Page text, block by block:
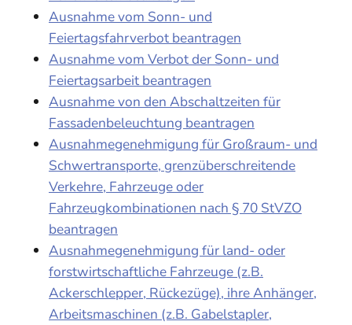
Ausnahme vom Sonn- und
Feiertagsfahrverbot beantragen
Ausnahme vom Verbot der Sonn- und
Feiertagsarbeit beantragen
Ausnahme von den Abschaltzeiten für
Fassadenbeleuchtung beantragen
Ausnahmegenehmigung für Großraum- und
Schwertransporte, grenzüberschreitende
Verkehre, Fahrzeuge oder
Fahrzeugkombinationen nach § 70 StVZO
beantragen
Ausnahmegenehmigung für land- oder
forstwirtschaftliche Fahrzeuge (z.B.
Ackerschlepper, Rückezüge), ihre Anhänger,
Arbeitsmaschinen (z.B. Gabelstapler,